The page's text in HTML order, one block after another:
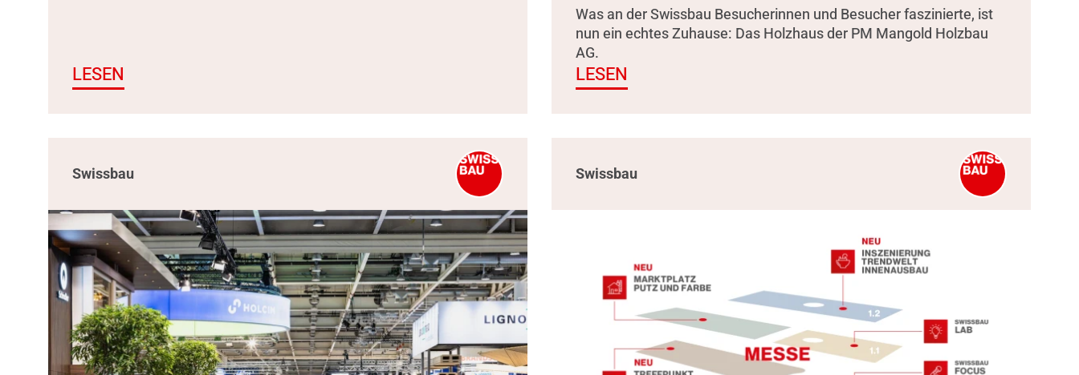
LESEN
Was an der Swissbau Besucherinnen und Besucher faszinierte, ist
nun ein echtes Zuhause: Das Holzhaus der PM Mangold Holzbau
AG.
LESEN
Swissbau Swissbau